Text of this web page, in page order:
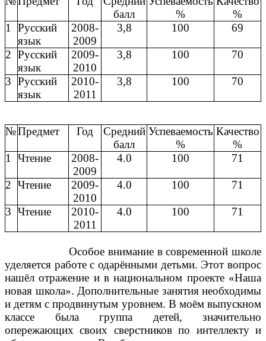
балл
%
%
1
Русский
язык
2008-
2009
3,8 100 69
2 Русский
язык
2009-
2010
3,8 100 70
3 Русский
язык
2010-
2011
3,8 100 70
№Предмет Год
Средний
балл
Успеваемость
%
Качество
%
1
Чтение
2008-
2009
4.0 100 71
2 Чтение
2009-
2010
4.0 100 71
3 Чтение
2010-
2011
4.0 100 71
Особое внимание в современной школе
уделяется работе с одарёнными детьми. Этот вопрос
нашёл отражение и в национальном проекте «Наша
новая школа». Дополнительные занятия необходимы
и детям с продвинутым уровнем. В моём выпускном
классе была группа детей, значительно
опережающих своих сверстников по интеллекту и